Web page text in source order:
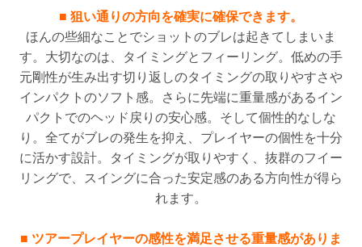
■ 狙い通りの方向を確実に確保できます。
ほんの些細なことでショットのブレは起きてしまいま
す。大切なのは、タイミングとフィーリング。低めの手
元剛性が生み出す切り返しのタイミングの取りやすさや
インパクトのソフト感。さらに先端に重量感があるイン
パクトでのヘッド戻りの安心感。そして個性的なしな
り。全てがブレの発生を抑え、プレイヤーの個性を十分
に活かす設計。タイミングが取りやすく、抜群のフイー
リングで、スイングに合った安定感のある方向性が得ら
れます。
■ ツアープレイヤーの感性を満足させる重量感がありま